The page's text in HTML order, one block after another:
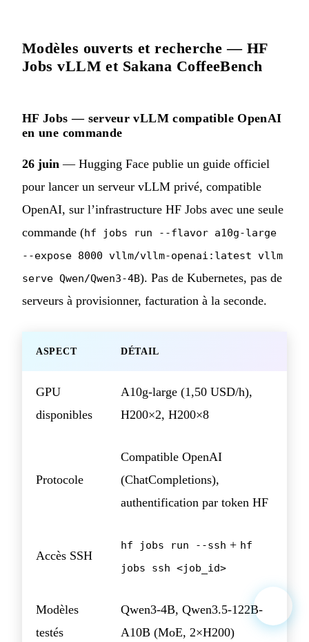
Modèles ouverts et recherche — HF
Jobs vLLM et Sakana CoffeeBench
HF Jobs — serveur vLLM compatible OpenAI
en une commande
26 juin — Hugging Face publie un guide officiel
pour lancer un serveur vLLM privé, compatible
OpenAI, sur l’infrastructure HF Jobs avec une seule
commande (hf jobs run --flavor a10g-large
--expose 8000 vllm/vllm-openai:latest vllm
serve Qwen/Qwen3-4B). Pas de Kubernetes, pas de
serveurs à provisionner, facturation à la seconde.
ASPECT DÉTAIL
GPU
disponibles
A10g-large (1,50 USD/h),
H200×2, H200×8
Protocole
Compatible OpenAI
(ChatCompletions),
authentification par token HF
Accès SSH
hf jobs run --ssh + hf
jobs ssh <job_id>
Modèles
testés
Qwen3-4B, Qwen3.5-122B-
A10B (MoE, 2×H200)